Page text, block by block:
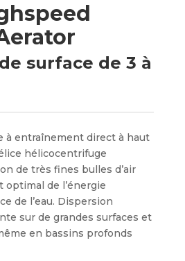
surface de 3 à
à entraînement direct à haut
hélicocentrifuge
de très fines bulles d’air
optimal de l’énergie
de l’eau. Dispersion
sur de grandes surfaces et
en bassins profonds